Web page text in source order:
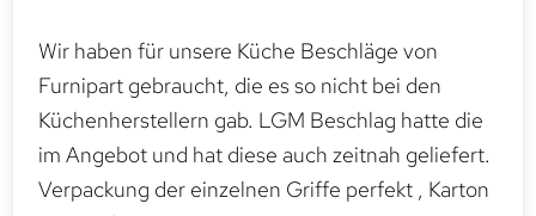
Wir haben für unsere Küche Beschläge von
Furnipart gebraucht, die es so nicht bei den
Küchenherstellern gab. LGM Beschlag hatte die
im Angebot und hat diese auch zeitnah geliefert.
Verpackung der einzelnen Griffe perfekt , Karton